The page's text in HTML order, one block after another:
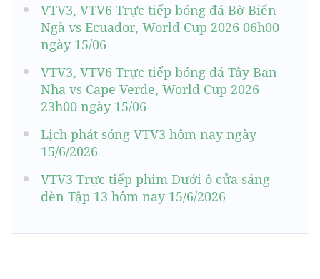
VTV3, VTV6 Trực tiếp bóng đá Bờ Biển
Ngà vs Ecuador, World Cup 2026 06h00
ngày 15/06
VTV3, VTV6 Trực tiếp bóng đá Tây Ban
Nha vs Cape Verde, World Cup 2026
23h00 ngày 15/06
Lịch phát sóng VTV3 hôm nay ngày
15/6/2026
VTV3 Trực tiếp phim Dưới ô cửa sáng
đèn Tập 13 hôm nay 15/6/2026